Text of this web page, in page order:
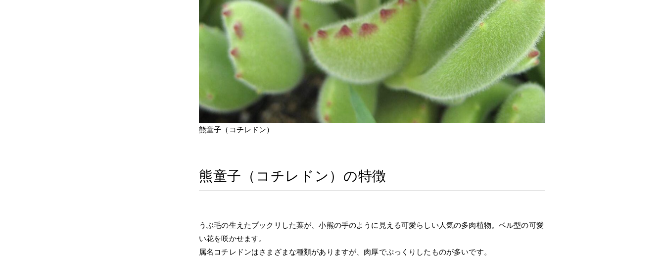
熊童子（コチレドン）
熊童子（コチレドン）の特徴
うぶ毛の生えたプックリした葉が、小熊の手のように見える可愛らしい人気の多肉植物。ベル型の可愛
い花を咲かせます。
属名コチレドンはさまざまな種類がありますが、肉厚でぷっくりしたものが多いです。